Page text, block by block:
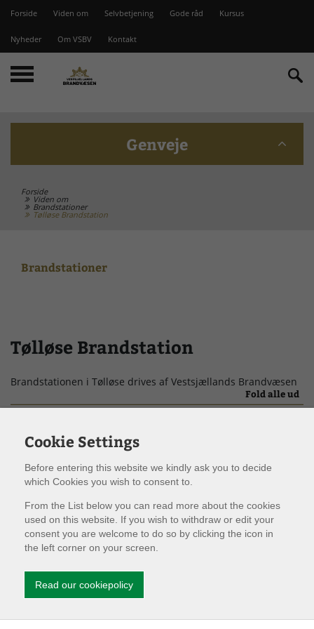
Forside Viden om Selvbetjening Gode råd Kursus
Nyheder Om VSBV Kontakt
Genveje
Beredskabskommission
Fyrværkeri
Kontakt
Kurser
Ledige Stillinger
Skorsten
Forside
Viden om
Brandstationer
Tølløse Brandstation
Brandstationer
Tølløse Brandstation
Brandstationen i Tølløse drives af Vestsjællands Brandvæsen
Fold alle ud
Mandskab
Bliv Brandmand
Besøg brandstationen
Ledige Stillinger
Døgnbemandet Vagtcentral
Cookie Settings
Before entering this website we kindly ask you to decide
which Cookies you wish to consent to.
From the List below you can read more about the cookies
used on this website. If you wish to withdraw or edit your
consent you are welcome to do so by clicking the icon in
the left corner on your screen.
Read our cookiepolicy